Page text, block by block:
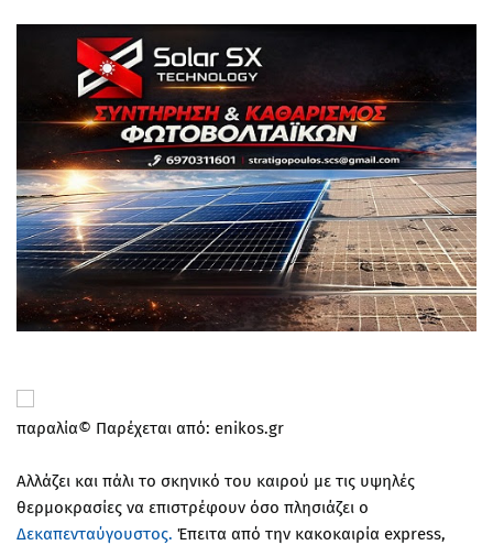
παραλία© Παρέχεται από: enikos.gr
Αλλάζει και πάλι το σκηνικό του καιρού με τις υψηλές
θερμοκρασίες να επιστρέφουν όσο πλησιάζει ο
Δεκαπενταύγουστος. Έπειτα από την κακοκαιρία express,